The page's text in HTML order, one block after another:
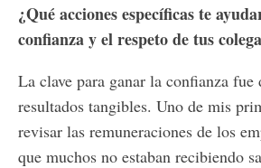
¿Qué acciones específicas te
confianza y el respeto de tus
La clave para ganar la confianza fue
resultados tangibles. Uno de mis
revisar las remuneraciones de los
que muchos no estaban recibiendo